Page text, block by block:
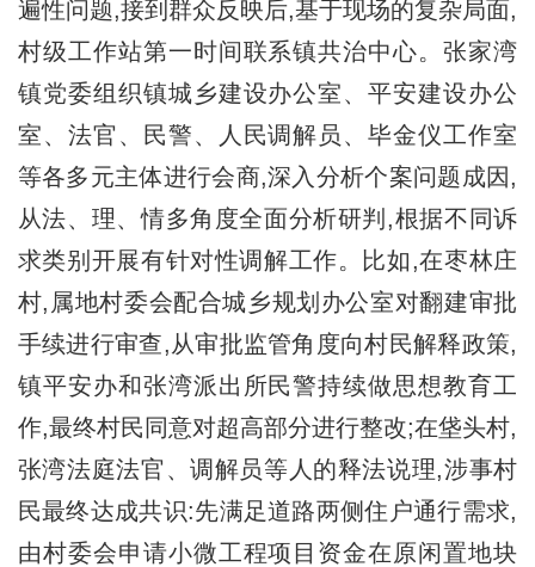
遍性问题,接到群众反映后,基于现场的复杂局面,
村级工作站第一时间联系镇共治中心。张家湾
镇党委组织镇城乡建设办公室、平安建设办公
室、法官、民警、人民调解员、毕金仪工作室
等各多元主体进行会商,深入分析个案问题成因,
从法、理、情多角度全面分析研判,根据不同诉
求类别开展有针对性调解工作。比如,在枣林庄
村,属地村委会配合城乡规划办公室对翻建审批
手续进行审查,从审批监管角度向村民解释政策,
镇平安办和张湾派出所民警持续做思想教育工
作,最终村民同意对超高部分进行整改;在垡头村,
张湾法庭法官、调解员等人的释法说理,涉事村
民最终达成共识:先满足道路两侧住户通行需求,
由村委会申请小微工程项目资金在原闲置地块